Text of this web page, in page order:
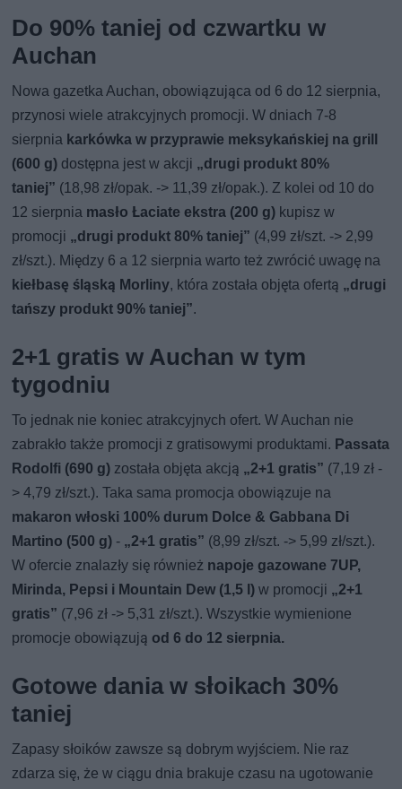
Do 90% taniej od czwartku w
Auchan
Nowa gazetka Auchan, obowiązująca od 6 do 12 sierpnia,
przynosi wiele atrakcyjnych promocji. W dniach 7-8
sierpnia karkówka w przyprawie meksykańskiej na grill
(600 g) dostępna jest w akcji „drugi produkt 80%
taniej” (18,98 zł/opak. -> 11,39 zł/opak.). Z kolei od 10 do
12 sierpnia masło Łaciate ekstra (200 g) kupisz w
promocji „drugi produkt 80% taniej” (4,99 zł/szt. -> 2,99
zł/szt.). Między 6 a 12 sierpnia warto też zwrócić uwagę na
kiełbasę śląską Morliny, która została objęta ofertą „drugi
tańszy produkt 90% taniej”.
2+1 gratis w Auchan w tym
tygodniu
To jednak nie koniec atrakcyjnych ofert. W Auchan nie
zabrakło także promocji z gratisowymi produktami. Passata
Rodolfi (690 g) została objęta akcją „2+1 gratis” (7,19 zł -
> 4,79 zł/szt.). Taka sama promocja obowiązuje na
makaron włoski 100% durum Dolce & Gabbana Di
Martino (500 g) - „2+1 gratis” (8,99 zł/szt. -> 5,99 zł/szt.).
W ofercie znalazły się również napoje gazowane 7UP,
Mirinda, Pepsi i Mountain Dew (1,5 l) w promocji „2+1
gratis” (7,96 zł -> 5,31 zł/szt.). Wszystkie wymienione
promocje obowiązują od 6 do 12 sierpnia.
Gotowe dania w słoikach 30%
taniej
Zapasy słoików zawsze są dobrym wyjściem. Nie raz
zdarza się, że w ciągu dnia brakuje czasu na ugotowanie